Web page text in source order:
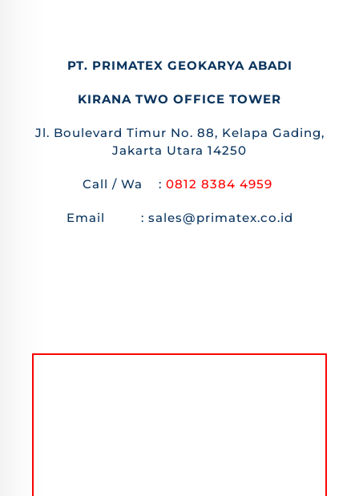
PT. PRIMATEX GEOKARYA ABADI
KIRANA TWO OFFICE TOWER
Jl. Boulevard Timur No. 88, Kelapa Gading,
Jakarta Utara 14250
Call / Wa : 0812 8384 4959
Email : sales@primatex.co.id